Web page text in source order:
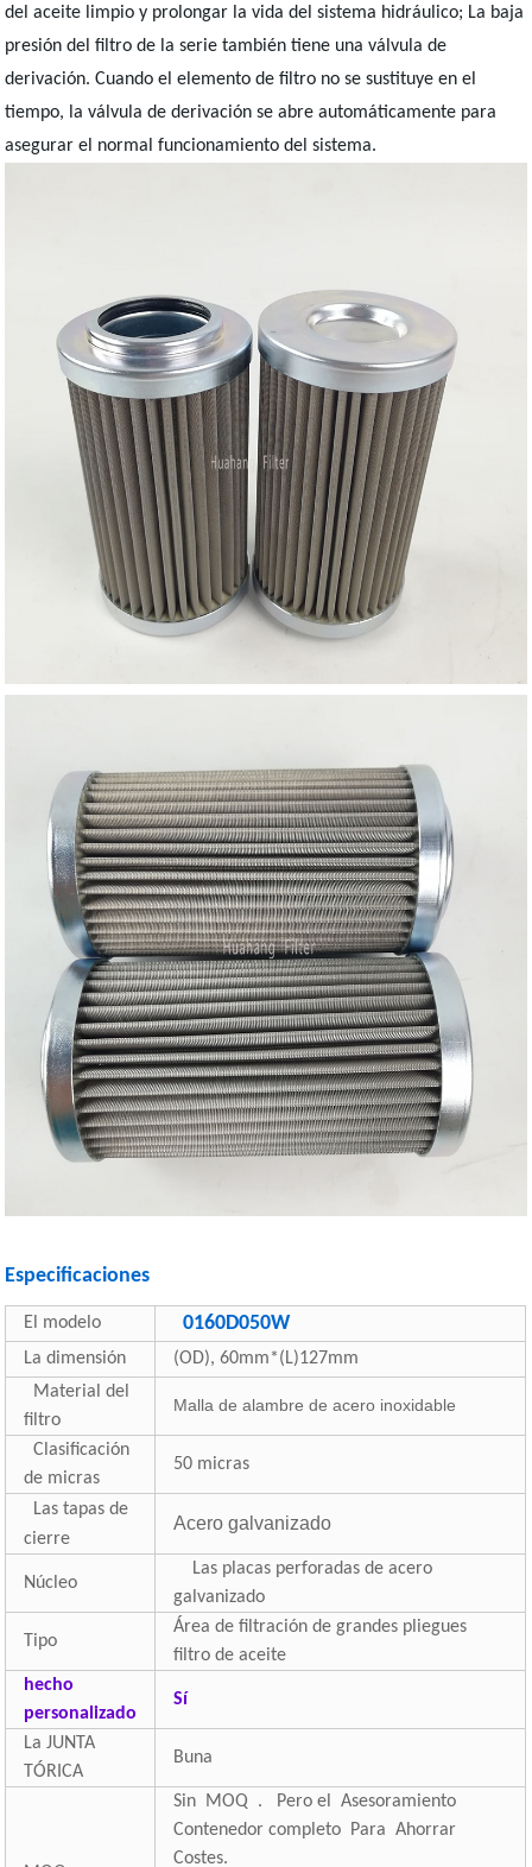
del aceite limpio y prolongar la vida del sistema hidráulico; La baja
presión del filtro de la serie también tiene una válvula de
derivación. Cuando el elemento de filtro no se sustituye en el
tiempo, la válvula de derivación se abre automáticamente para
asegurar el normal funcionamiento del sistema.
Especificaciones
El modelo 0160D050W
La dimensión
(OD), 60mm*(L)127mm
Material del
filtro
Malla de alambre de acero inoxidable
Clasificación
de micras
50 micras
Las tapas de
cierre
Acero galvanizado
Núcleo
Las placas perforadas de acero
galvanizado
Tipo
Área de filtración de grandes pliegues
filtro de aceite
hecho
personalizado
Sí
La JUNTA
TÓRICA
Buna
Sin MOQ . Pero el Asesoramiento
Contenedor completo Para Ahorrar
Costes.